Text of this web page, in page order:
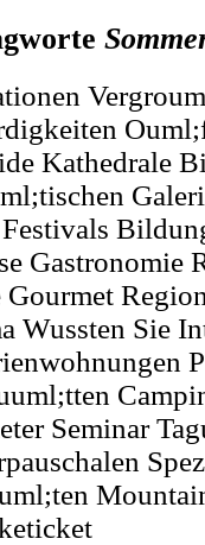
Kathedrale
Gastronomie
Wussten Sie
Seminar